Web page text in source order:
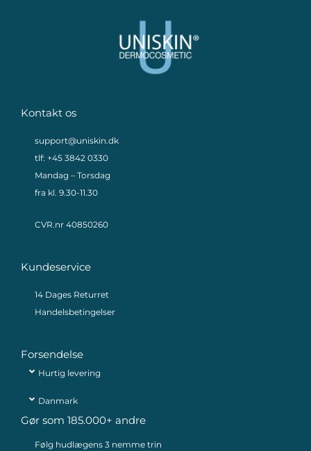
Kontakt os
support@uniskin.dk
tlf: +45 3842 0330
Mandag – Torsdag
fra kl. 9.30-11.30
CVR.nr 40850260
Kundeservice
14 Dages Returret
Handelsbetingelser
Forsendelse
Hurtig levering
Danmark
Gør som 185.000+ andre
Følg hudlægens 3 nemme trin